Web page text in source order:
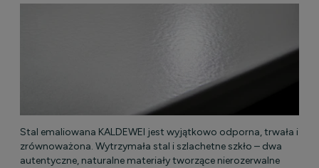
Stal emaliowana KALDEWEI jest wyjątkowo odporna, trwała i
zrównoważona. Wytrzymała stal i szlachetne szkło – dwa
autentyczne, naturalne materiały tworzące nierozerwalne